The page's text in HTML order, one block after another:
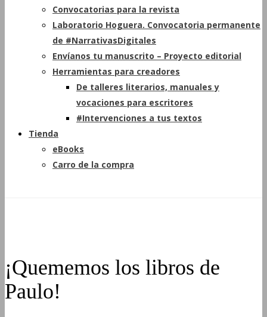
Convocatorias para la revista
Laboratorio Hoguera. Convocatoria permanente
de #NarrativasDigitales
Envíanos tu manuscrito – Proyecto editorial
Herramientas para creadores
De talleres literarios, manuales y
vocaciones para escritores
#Intervenciones a tus textos
Tienda
eBooks
Carro de la compra
¡Quememos los libros de
Paulo!